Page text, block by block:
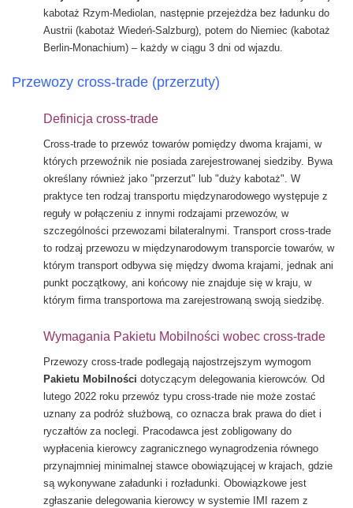
kabotaż Rzym-Mediolan, następnie przejeżdża bez ładunku do
Austrii (kabotaż Wiedeń-Salzburg), potem do Niemiec (kabotaż
Berlin-Monachium) – każdy w ciągu 3 dni od wjazdu.
Przewozy cross-trade (przerzuty)
Definicja cross-trade
Cross-trade to przewóz towarów pomiędzy dwoma krajami, w
których przewoźnik nie posiada zarejestrowanej siedziby. Bywa
określany również jako "przerzut" lub "duży kabotaż". W
praktyce ten rodzaj transportu międzynarodowego występuje z
reguły w połączeniu z innymi rodzajami przewozów, w
szczególności przewozami bilateralnymi. Transport cross-trade
to rodzaj przewozu w międzynarodowym transporcie towarów, w
którym transport odbywa się między dwoma krajami, jednak ani
punkt początkowy, ani końcowy nie znajduje się w kraju, w
którym firma transportowa ma zarejestrowaną swoją siedzibę.
Wymagania Pakietu Mobilności wobec cross-trade
Przewozy cross-trade podlegają najostrzejszym wymogom
Pakietu Mobilności dotyczącym delegowania kierowców. Od
lutego 2022 roku przewóz typu cross-trade nie może zostać
uznany za podróż służbową, co oznacza brak prawa do diet i
ryczałtów za noclegi. Pracodawca jest zobligowany do
wypłacenia kierowcy zagranicznego wynagrodzenia równego
przynajmniej minimalnej stawce obowiązującej w krajach, gdzie
są wykonywane załadunki i rozładunki. Obowiązkowe jest
zgłaszanie delegowania kierowcy w systemie IMI razem z